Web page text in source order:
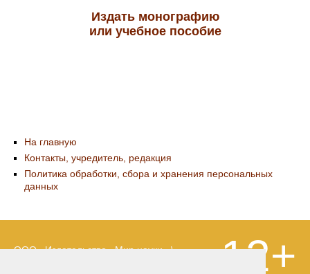
Издать монографию
или учебное пособие
На главную
Контакты, учредитель, редакция
Политика обработки, сбора и хранения персональных
данных
ООО «Издательство «Мир науки» \
12+